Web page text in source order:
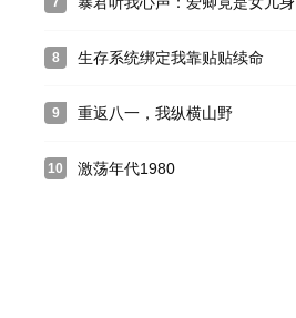
8 生存系统绑定我靠贴贴续命
9 重返八一，我纵横山野
10 激荡年代1980